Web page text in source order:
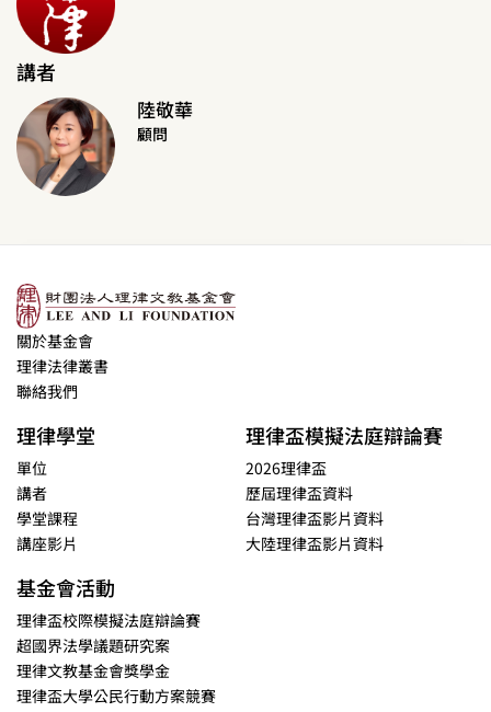
講者
陸敬華
顧問
關於基金會
理律法律叢書
聯絡我們
理律學堂
單位
講者
學堂課程
講座影片
理律盃模擬法庭辯論賽
2026理律盃
歷屆理律盃資料
台灣理律盃影片資料
大陸理律盃影片資料
基金會活動
理律盃校際模擬法庭辯論賽
超國界法學議題研究案
理律文教基金會獎學金
理律盃大學公民行動方案競賽